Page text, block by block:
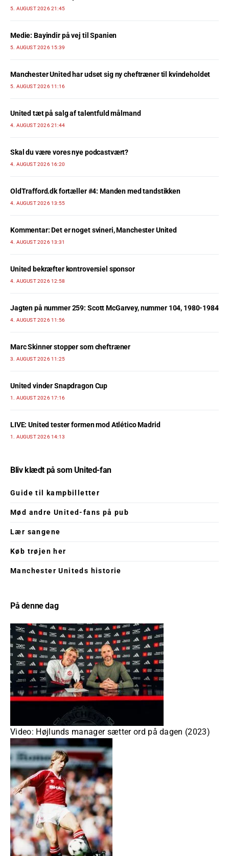
5. AUGUST 2026 21:45
Medie: Bayindir på vej til Spanien
5. AUGUST 2026 15:39
Manchester United har udset sig ny cheftræner til kvindeholdet
5. AUGUST 2026 11:16
United tæt på salg af talentfuld målmand
4. AUGUST 2026 21:44
Skal du være vores nye podcastvært?
4. AUGUST 2026 16:20
OldTrafford.dk fortæller #4: Manden med tandstikken
4. AUGUST 2026 13:55
Kommentar: Det er noget svineri, Manchester United
4. AUGUST 2026 13:31
United bekræfter kontroversiel sponsor
4. AUGUST 2026 12:58
Jagten på nummer 259: Scott McGarvey, nummer 104, 1980-1984
4. AUGUST 2026 11:56
Marc Skinner stopper som cheftræner
3. AUGUST 2026 11:25
United vinder Snapdragon Cup
1. AUGUST 2026 17:16
LIVE: United tester formen mod Atlético Madrid
1. AUGUST 2026 14:13
Bliv klædt på som United-fan
Guide til kampbilletter
Mød andre United-fans på pub
Lær sangene
Køb trøjen her
Manchester Uniteds historie
På denne dag
Video: Højlunds manager sætter ord på dagen (2023)